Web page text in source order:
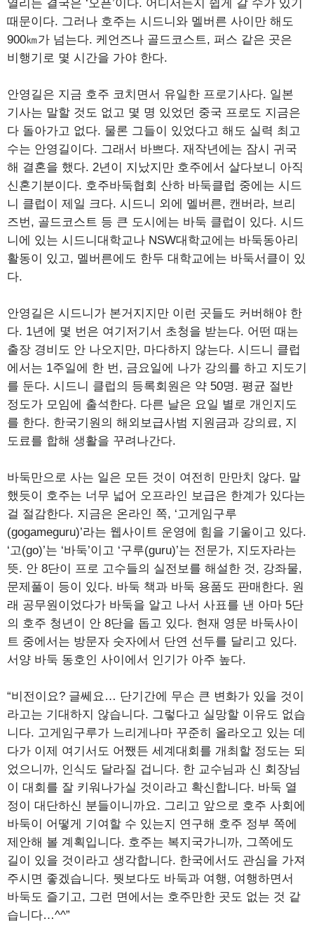
열리든 결국은 ‘오픈’이다. 어디서든지 쉽게 갈 수가 있기
때문이다. 그러나 호주는 시드니와 멜버른 사이만 해도
900㎞가 넘는다. 케언즈나 골드코스트, 퍼스 같은 곳은
비행기로 몇 시간을 가야 한다.
안영길은 지금 호주 코치면서 유일한 프로기사다. 일본
기사는 말할 것도 없고 몇 명 있었던 중국 프로도 지금은
다 돌아가고 없다. 물론 그들이 있었다고 해도 실력 최고
수는 안영길이다. 그래서 바쁘다. 재작년에는 잠시 귀국
해 결혼을 했다. 2년이 지났지만 호주에서 살다보니 아직
신혼기분이다. 호주바둑협회 산하 바둑클럽 중에는 시드
니 클럽이 제일 크다. 시드니 외에 멜버른, 캔버라, 브리
즈번, 골드코스트 등 큰 도시에는 바둑 클럽이 있다. 시드
니에 있는 시드니대학교나 NSW대학교에는 바둑동아리
활동이 있고, 멜버른에도 한두 대학교에는 바둑서클이 있
다.
안영길은 시드니가 본거지지만 이런 곳들도 커버해야 한
다. 1년에 몇 번은 여기저기서 초청을 받는다. 어떤 때는
출장 경비도 안 나오지만, 마다하지 않는다. 시드니 클럽
에서는 1주일에 한 번, 금요일에 나가 강의를 하고 지도기
를 둔다. 시드니 클럽의 등록회원은 약 50명. 평균 절반
정도가 모임에 출석한다. 다른 날은 요일 별로 개인지도
를 한다. 한국기원의 해외보급사범 지원금과 강의료, 지
도료를 합해 생활을 꾸려나간다.
바둑만으로 사는 일은 모든 것이 여전히 만만치 않다. 말
했듯이 호주는 너무 넓어 오프라인 보급은 한계가 있다는
걸 절감한다. 지금은 온라인 쪽, ‘고게임구루
(gogameguru)’라는 웹사이트 운영에 힘을 기울이고 있다.
‘고(go)’는 ‘바둑’이고 ‘구루(guru)’는 전문가, 지도자라는
뜻. 안 8단이 프로 고수들의 실전보를 해설한 것, 강좌물,
문제풀이 등이 있다. 바둑 책과 바둑 용품도 판매한다. 원
래 공무원이었다가 바둑을 알고 나서 사표를 낸 아마 5단
의 호주 청년이 안 8단을 돕고 있다. 현재 영문 바둑사이
트 중에서는 방문자 숫자에서 단연 선두를 달리고 있다.
서양 바둑 동호인 사이에서 인기가 아주 높다.
“비전이요? 글쎄요… 단기간에 무슨 큰 변화가 있을 것이
라고는 기대하지 않습니다. 그렇다고 실망할 이유도 없습
니다. 고게임구루가 느리게나마 꾸준히 올라오고 있는 데
다가 이제 여기서도 어쨌든 세계대회를 개최할 정도는 되
었으니까, 인식도 달라질 겁니다. 한 교수님과 신 회장님
이 대회를 잘 키워나가실 것이라고 확신합니다. 바둑 열
정이 대단하신 분들이니까요. 그리고 앞으로 호주 사회에
바둑이 어떻게 기여할 수 있는지 연구해 호주 정부 쪽에
제안해 볼 계획입니다. 호주는 복지국가니까, 그쪽에도
길이 있을 것이라고 생각합니다. 한국에서도 관심을 가져
주시면 좋겠습니다. 뭣보다도 바둑과 여행, 여행하면서
바둑도 즐기고, 그런 면에서는 호주만한 곳도 없는 것 같
습니다…^^”